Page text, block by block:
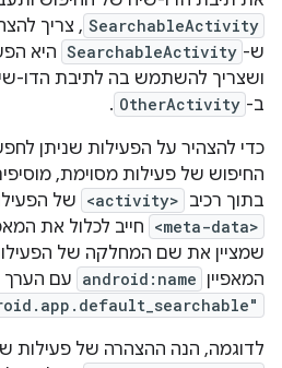
SearchableActivity , צריך
ש- SearchableActivity היא
ושצריך להשתמש בה לתיבת הדו-
ב- OtherActivity
.
כדי להצהיר על הפעילות שניתן
החיפוש של פעילות מסוימת,
בתוך רכיב <activity> של
<meta-data> חייב לכלול את
שמציין את שם המחלקה של
המאפיין android:name עם הערך
לדוגמה, הנה ההצהרה של